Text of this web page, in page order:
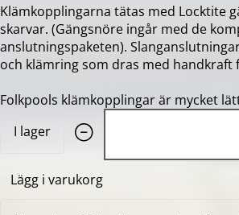
Klämkopplingarna tätas med Locktite
skarvar. (Gängsnöre ingår med de
anslutningspaketen).
och klämring som dras med handkraft
Folkpools klämkopplingar är mycket
I lager
Lägg i varukorg